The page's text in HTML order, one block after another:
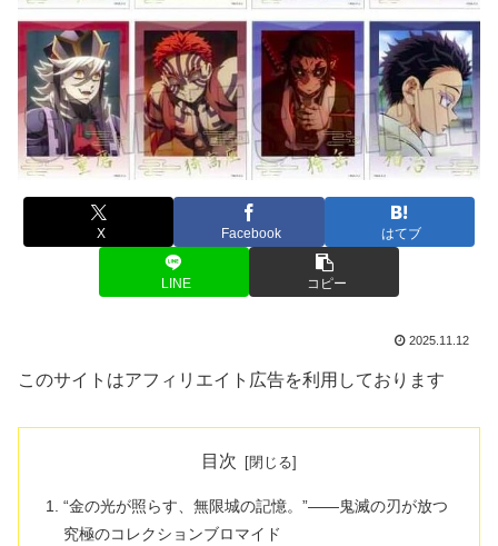
X Facebook はてブ
LINE コピー
2025.11.12
このサイトはアフィリエイト広告を利用しております
目次
“金の光が照らす、無限城の記憶。”――鬼滅の刃が放つ
究極のコレクションブロマイド